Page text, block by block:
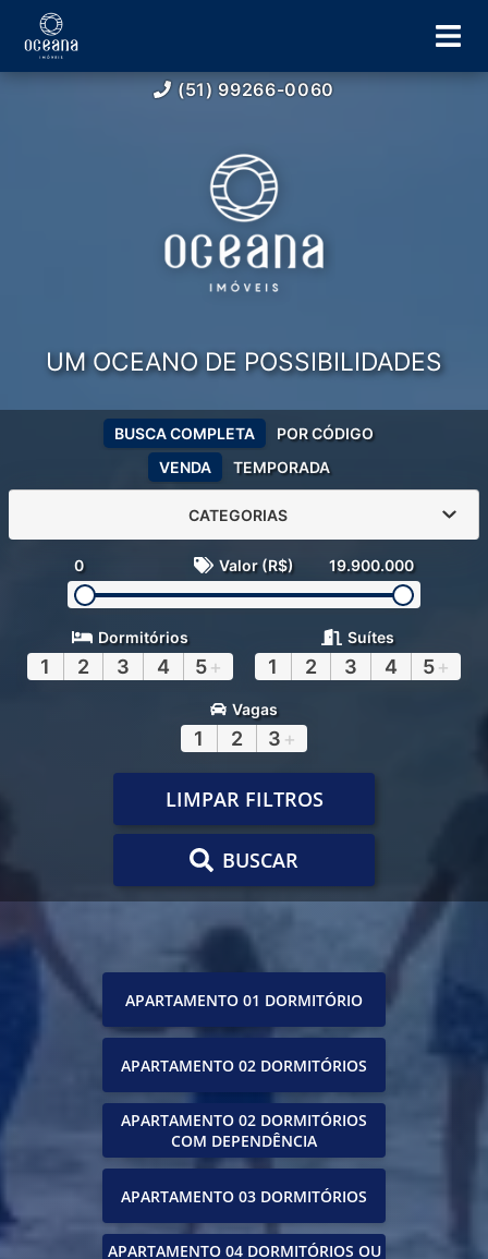
(51) 99266-0060
UM OCEANO DE POSSIBILIDADES
VENDA TEMPORADA
BUSCA COMPLETA POR CÓDIGO
CATEGORIAS
0 Valor (R$) 19.900.000
Dormitórios
1 2 3 4 5+
Suítes
1 2 3 4 5+
Vagas
1 2 3 +
LIMPAR FILTROS
BUSCAR
APARTAMENTO 01 DORMITÓRIO
APARTAMENTO 02 DORMITÓRIOS
APARTAMENTO 02 DORMITÓRIOS
COM DEPENDÊNCIA
APARTAMENTO 03 DORMITÓRIOS
APARTAMENTO 04 DORMITÓRIOS OU